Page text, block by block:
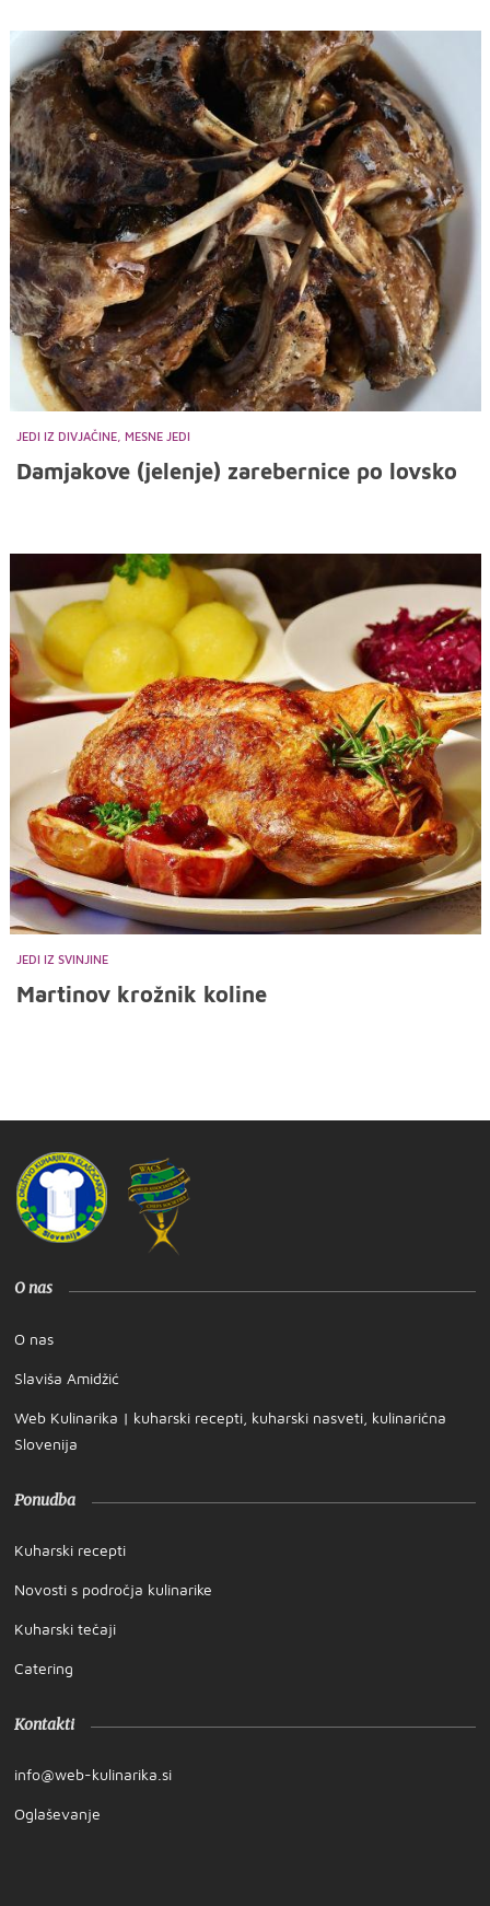
JEDI IZ DIVJAČINE, MESNE JEDI
Damjakove (jelenje) zarebernice po lovsko
JEDI IZ SVINJINE
Martinov krožnik koline
O nas
O nas
Slaviša Amidžić
Web Kulinarika | kuharski recepti, kuharski nasveti, kulinarična
Slovenija
Ponudba
Kuharski recepti
Novosti s področja kulinarike
Kuharski tečaji
Catering
Kontakti
info@web-kulinarika.si
Oglaševanje